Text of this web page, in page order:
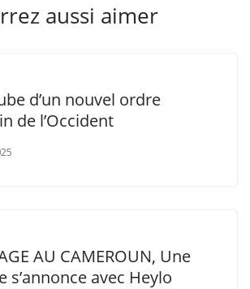
aussi aimer
d’un nouvel ordre
de l’Occident
AU CAMEROUN, Une
s’annonce avec Heylo